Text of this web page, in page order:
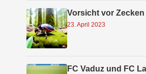
Vorsicht vor Zecken
23. April 2023
FC Vaduz und FC